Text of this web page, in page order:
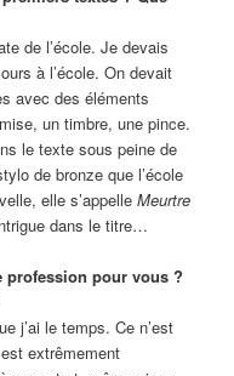
de l’école. Je devais
à l’école. On devait
avec des éléments
un timbre, une pince.
le texte sous peine de
de bronze que l’école
elle s’appelleMeurtre
dans le titre…
profession pour vous ?
j’ai le temps. Ce n’est
extrêmement